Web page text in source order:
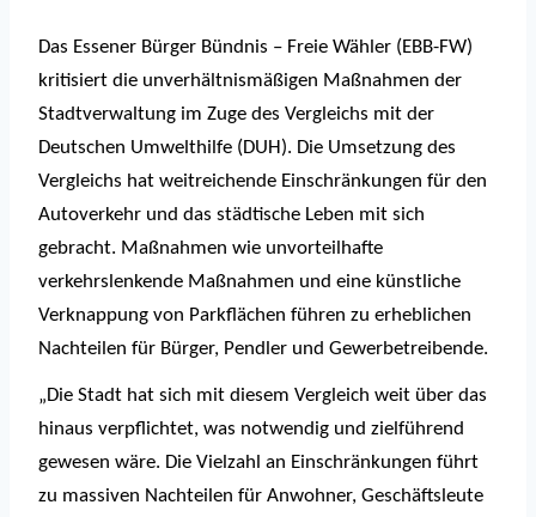
Das Essener Bürger Bündnis – Freie Wähler (EBB-FW)
kritisiert die unverhältnismäßigen Maßnahmen der
Stadtverwaltung im Zuge des Vergleichs mit der
Deutschen Umwelthilfe (DUH). Die Umsetzung des
Vergleichs hat weitreichende Einschränkungen für den
Autoverkehr und das städtische Leben mit sich
gebracht. Maßnahmen wie unvorteilhafte
verkehrslenkende Maßnahmen und eine künstliche
Verknappung von Parkflächen führen zu erheblichen
Nachteilen für Bürger, Pendler und Gewerbetreibende.
„Die Stadt hat sich mit diesem Vergleich weit über das
hinaus verpflichtet, was notwendig und zielführend
gewesen wäre. Die Vielzahl an Einschränkungen führt
zu massiven Nachteilen für Anwohner, Geschäftsleute